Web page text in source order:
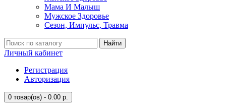
Мама И Малыш
Мужское Здоровье
Сезон, Импульс, Травма
Найти
Личный кабинет
Регистрация
Авторизация
0 товар(ов) - 0.00 р.